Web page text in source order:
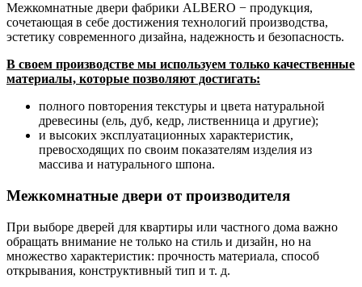
Межкомнатные двери фабрики ALBERO − продукция,
сочетающая в себе достижения технологий производства,
эстетику современного дизайна, надежность и безопасность.
В своем производстве мы используем только качественные
материалы, которые позволяют достигать:
полного повторения текстуры и цвета натуральной
древесины (ель, дуб, кедр, лиственница и другие);
и высоких эксплуатационных характеристик,
превосходящих по своим показателям изделия из
массива и натурального шпона.
Межкомнатные двери от производителя
При выборе дверей для квартиры или частного дома важно
обращать внимание не только на стиль и дизайн, но на
множество характеристик: прочность материала, способ
открывания, конструктивный тип и т. д.